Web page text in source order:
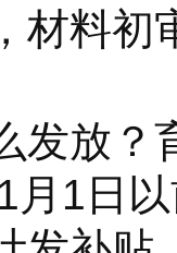
材料初
放？育
月1日